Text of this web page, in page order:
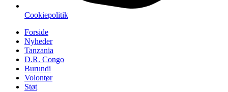
Cookiepolitik
Forside
Nyheder
Tanzania
D.R. Congo
Burundi
Volontør
Støt